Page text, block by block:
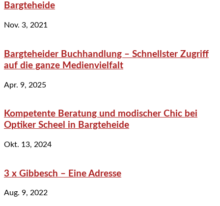
Bargteheide
Nov. 3, 2021
Bargteheider Buchhandlung – Schnellster Zugriff
auf die ganze Medienvielfalt
Apr. 9, 2025
Kompetente Beratung und modischer Chic bei
Optiker Scheel in Bargteheide
Okt. 13, 2024
3 x Gibbesch – Eine Adresse
Aug. 9, 2022